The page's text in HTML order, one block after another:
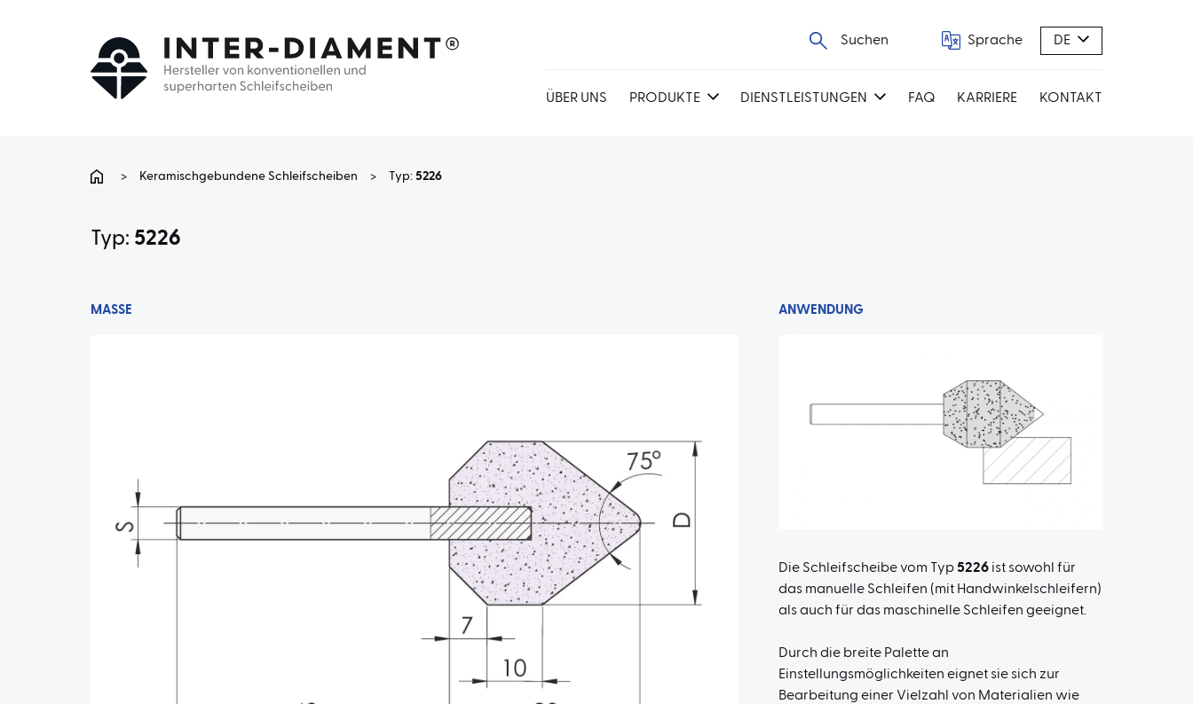
Suchen Sprache DE
ÜBER UNS PRODUKTE DIENSTLEISTUNGEN FAQ KARRIERE KONTAKT
> Keramischgebundene Schleifscheiben > Typ: 5226
Typ: 5226
MASSE ANWENDUNG
Die Schleifscheibe vom Typ5226 ist sowohl für
das manuelle Schleifen (mit Handwinkelschleifern)
als auch für das maschinelle Schleifen geeignet.
Durch die breite Palette an
Einstellungsmöglichkeiten eignet sie sich zur
Bearbeitung einer Vielzahl von Materialien wie